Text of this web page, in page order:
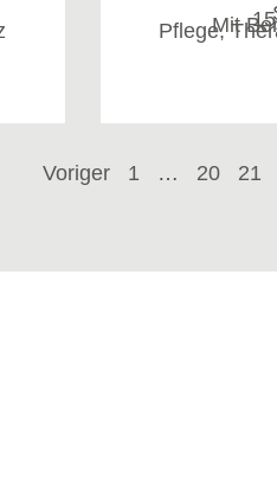
Mit
Pflege,
Voriger 1 … 20 21